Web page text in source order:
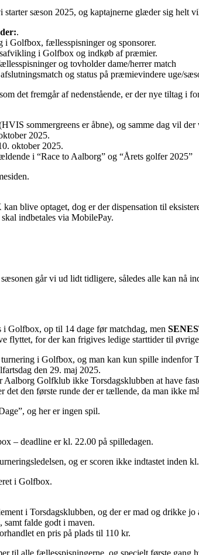
sæson 2025, og kaptajnerne glæder sig helt
.
Golfbox, fællesspisninger og sponsorer.
i Golfbox og indkøb af præmier.
og tovholder dame/herrer match
og status på præmievindere uge/
det fremgår af nedenstående, er der nye tiltag i
sommergreens er åbne), og samme dag vil
2025.
oktober 2025.
i “Race to Aalborg” og “Årets golfer 2025”
blive optaget, dog er der dispensation til
indbetales via MobilePay.
går vi ud lidt tidligere, således alle kan nå
Golfbox, op til 14 dage før matchdag, men
flyttet, for der kan frigives ledige starttider til
i Golfbox, og man kan kun spille indenfor
den 29. maj 2025.
Golfklub ikke Torsdagsklubben at have
det den første runde der er tællende, da man ikke
og her er ingen spil.
– deadline er kl. 22.00 på spilledagen.
og er scoren ikke indtastet inden
i Golfbox.
i Torsdagsklubben, og der er mad og drikke
samt falde godt i maven.
en pris på plads til 110 kr.
til alle fællesspisningerne, og specielt første